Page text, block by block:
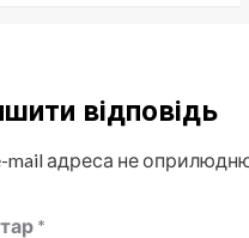
відповідь
mail адреса не
*